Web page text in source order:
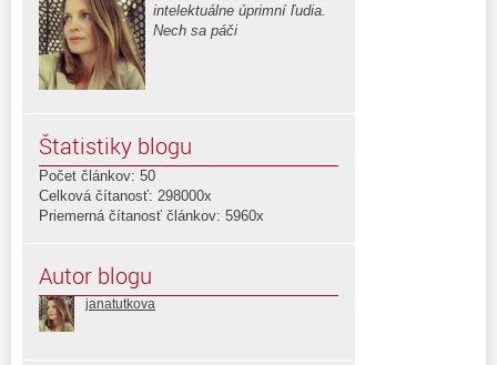
intelektuálne úprimní ľudia.
Nech sa páči
Štatistiky blogu
Počet článkov: 50
Celková čítanosť: 298000x
Priemerná čítanosť článkov: 5960x
Autor blogu
janatutkova